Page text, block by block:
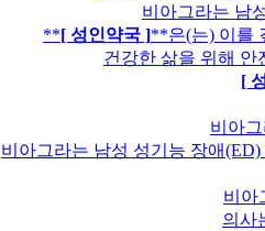
비아그라는 남
**[ 성인약국 ]**은(는) 이를
건강한 삶을 위해 안
[
비아
비아그라는 남성 성기능 장애
비아
의사